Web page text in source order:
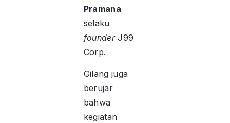
Pramana
selaku
founderJ99
Corp.
Gilang juga
berujar
bahwa
kegiatan